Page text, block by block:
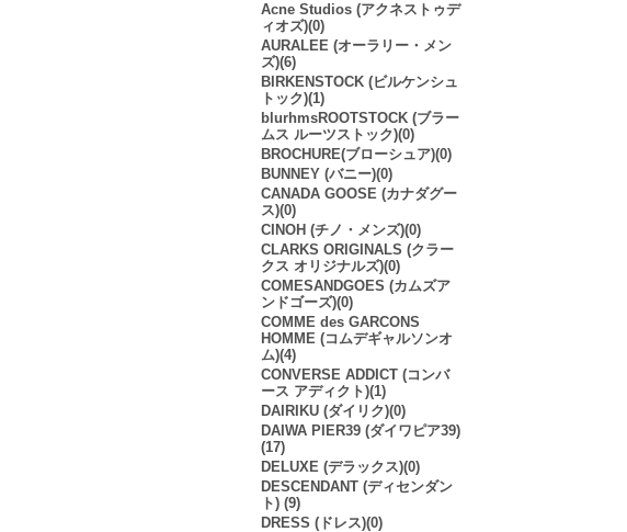
Acne Studios (アクネストゥデ
ィオズ)(0)
AURALEE (オーラリー・メン
ズ)(6)
BIRKENSTOCK (ビルケンシュ
トック)(1)
blurhmsROOTSTOCK (ブラー
ムス ルーツストック)(0)
BROCHURE(ブローシュア)(0)
BUNNEY (バニー)(0)
CANADA GOOSE (カナダグー
ス)(0)
CINOH (チノ・メンズ)(0)
CLARKS ORIGINALS (クラー
クス オリジナルズ)(0)
COMESANDGOES (カムズア
ンドゴーズ)(0)
COMME des GARCONS
HOMME (コムデギャルソンオ
ム)(4)
CONVERSE ADDICT (コンバ
ース アディクト)(1)
DAIRIKU (ダイリク)(0)
DAIWA PIER39 (ダイワピア39)
(17)
DELUXE (デラックス)(0)
DESCENDANT (ディセンダン
ト) (9)
DRESS (ドレス)(0)